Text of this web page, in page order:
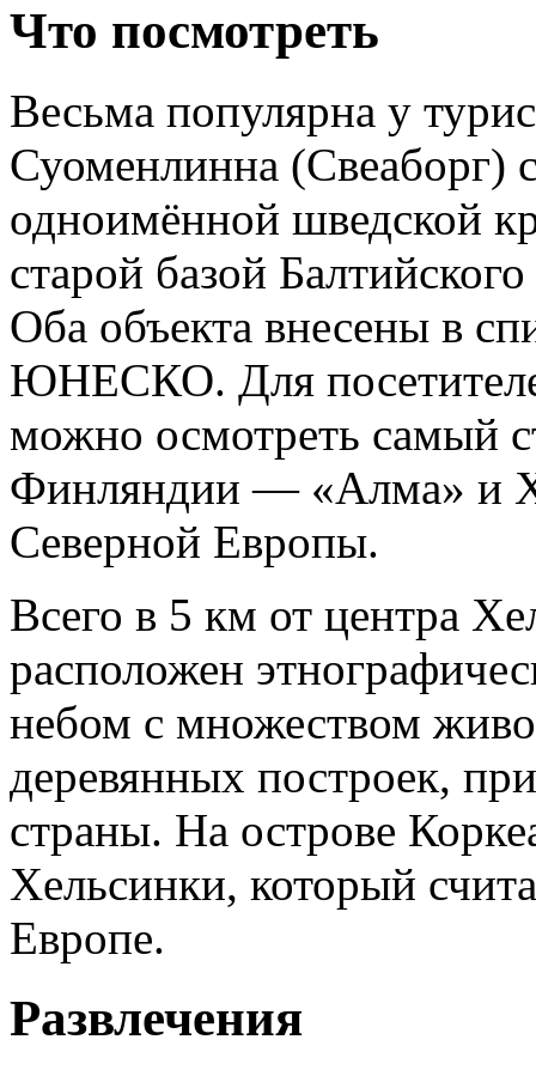
Что посмотреть
Весьма популярна у
Суоменлинна (Свеаборг)
одноимённой шведской
старой базой
Оба объекта внесены в
ЮНЕСКО. Для
можно осмотреть самый
Финляндии — «Алма» и
Северной Европы.
Всего в 5 км от центра
расположен
небом с множеством
деревянных построек,
страны. На острове
Хельсинки, который
Европе.
Развлечения